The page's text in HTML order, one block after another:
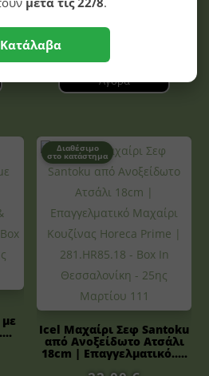
Αγορά
Διαθέσιμο
στο κατάστημα
Icel Μαχαίρι Σεφ Santoku
από Ανοξείδωτο Ατσάλι
18cm | Επαγγελματικό.....
Κατάλαβα